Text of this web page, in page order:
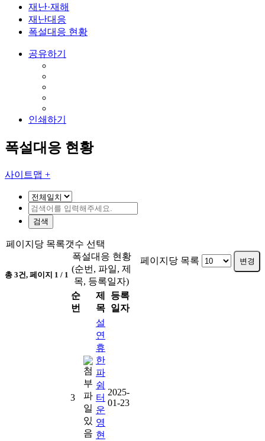
재난·재해
재난대응
폭설대응 현황
공유하기
인쇄하기
폭설대응 현황
사이트맵 +
검색
페이지당 목록갯수 선택
총 3건, 페이지 1 / 1
페이지당 목록 변경
폭설대응 현황
(순번, 파일, 제
목, 등록일자)
순
번
제
목
등록
일자
3
설
연
휴
한
파
쉼
터
운
영
현
2025-
01-23